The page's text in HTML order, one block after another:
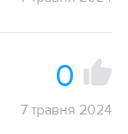
0
7 травня 2024